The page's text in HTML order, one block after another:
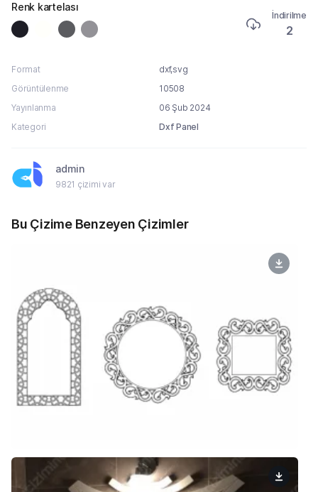
Renk kartelası
İndirilme
2
Format
dxf,svg
Görüntülenme
10508
Yayınlanma
06 Şub 2024
Kategori
Dxf Panel
admin
9821 çizimi var
Bu Çizime Benzeyen Çizimler